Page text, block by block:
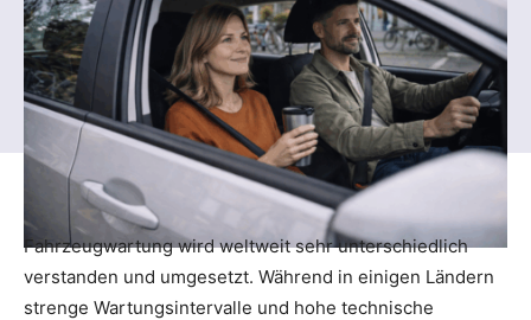
Fahrzeugwartung wird weltweit sehr unterschiedlich
verstanden und umgesetzt. Während in einigen Ländern
strenge Wartungsintervalle und hohe technische